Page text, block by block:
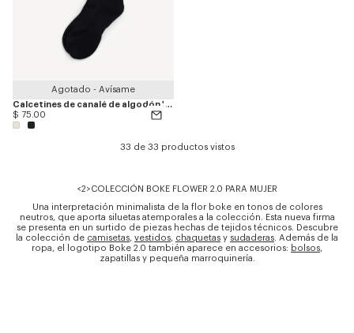
Agotado - Avísame
Calcetines de canalé de algodón 'Boke Flower 2.0'
$ 75.00
33 de 33 productos vistos
<2>COLECCIÓN BOKE FLOWER 2.0 PARA MUJER
Una interpretación minimalista de la flor boke en tonos de colores
neutros, que aporta siluetas atemporales a la colección. Esta nueva firma
se presenta en un surtido de piezas hechas de tejidos técnicos. Descubre
la colección de camisetas, vestidos, chaquetas y sudaderas. Además de la
ropa, el logotipo Boke 2.0 también aparece en accesorios: bolsos,
zapatillas y pequeña marroquinería.